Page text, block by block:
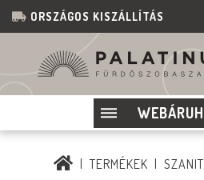
ORSZÁGOS KISZÁLLÍTÁS
TERMÉKEK